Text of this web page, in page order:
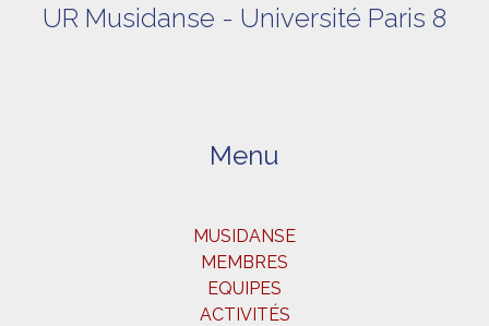
UR Musidanse - Université Paris 8
Menu
MUSIDANSE
MEMBRES
EQUIPES
ACTIVITÉS